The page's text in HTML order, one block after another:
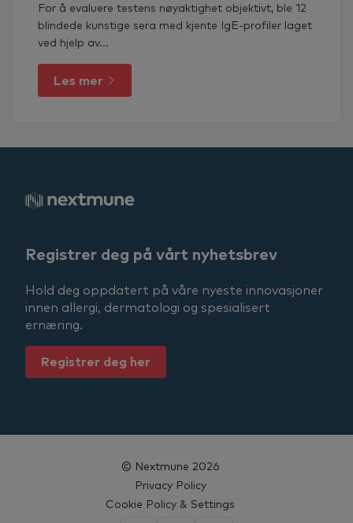
For å evaluere testens nøyaktighet objektivt, ble 12
blindede kunstige sera med kjente IgE-profiler laget
ved hjelp av...
Les mer
Registrer deg på vårt nyhetsbrev
Hold deg oppdatert på våre nyeste innovasjoner
innen allergi, dermatologi og spesialisert
ernæring.
Registrer deg her
© Nextmune 2026
Privacy Policy
Cookie Policy & Settings